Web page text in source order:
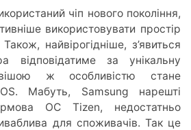
чіп нового покоління,
використовувати простір
найвірогідніше, з’явиться
відповідатиме за унікальну
ж особливістю стане
Мабуть, Samsung нарешті
ОС Tizen, недостатньо
для споживачів. Так це